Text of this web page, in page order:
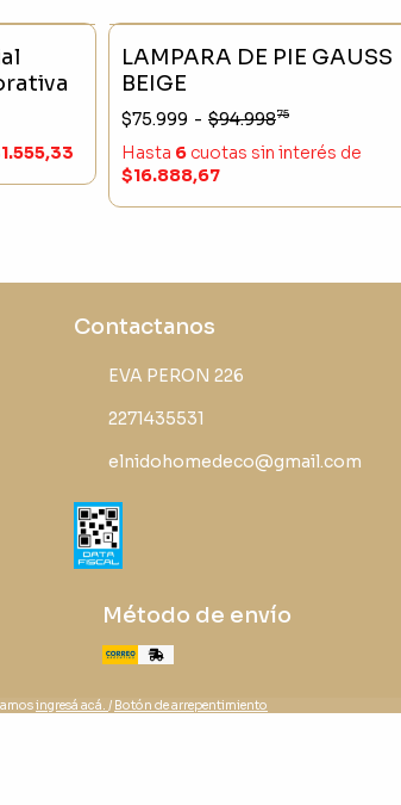
SIN STOCK
LAMPARA DE PIE GAUSS
BEIGE
$75.999 - $94.99875
Hasta 6 cuotas sin interés de
$16.888,67
Contactanos
EVA PERON 226
2271435531
elnidohomedeco@gmail.com
Método de envío
ingresá acá. / Botón de arrepentimiento